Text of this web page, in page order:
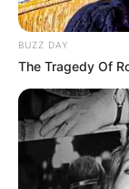
BUZZ DAY
The Tragedy Of